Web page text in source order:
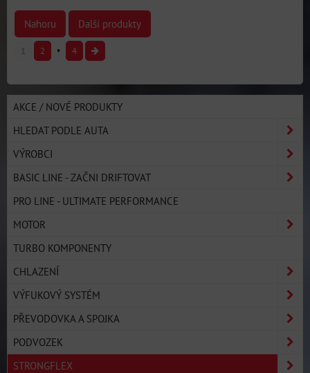
Nahoru Další produkty
1 2 4
AKCE / NOVÉ PRODUKTY
HLEDAT PODLE AUTA
VÝROBCI
BASIC LINE - ZAČNI DRIFTOVAT
PRO LINE - ULTIMATE PERFORMANCE
MOTOR
TURBO KOMPONENTY
CHLAZENÍ
VÝFUKOVÝ SYSTÉM
PŘEVODOVKA A SPOJKA
PODVOZEK
STRONGFLEX